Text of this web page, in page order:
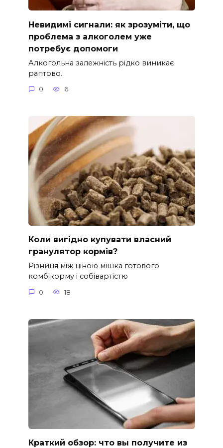
Невидимі сигнали: як зрозуміти, що
проблема з алкоголем уже
потребує допомоги
Алкогольна залежність рідко виникає
раптово.
0 6
Коли вигідно купувати власний
гранулятор кормів?
Різниця між ціною мішка готового
комбікорму і собівартістю
0 18
Краткий обзор: что вы получите из